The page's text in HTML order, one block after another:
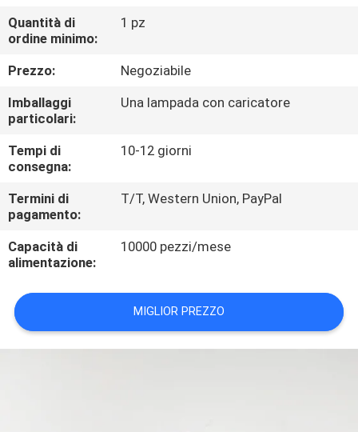
CONTROLLO
DI
QUALITÀ
CONTATTICI
RICHIEDA
UNA
CITAZIONE
DEL
SITO
Quantità di
ordine minimo:
1 pz
Prezzo:
Negoziabile
Imballaggi
particolari:
Una lampada con caricatore
Tempi di
consegna:
10-12 giorni
Termini di
pagamento:
T/T, Western Union, PayPal
Capacità di
alimentazione:
10000 pezzi/mese
MIGLIOR PREZZO